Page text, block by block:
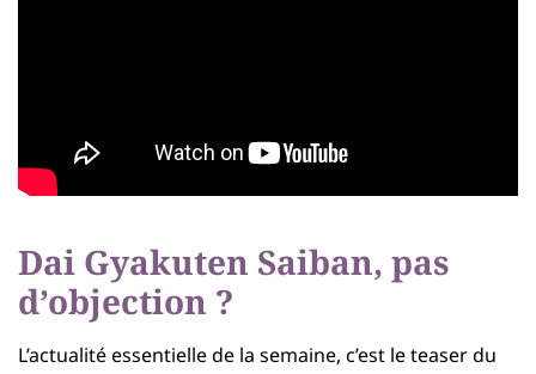
Dai Gyakuten Saiban, pas
d’objection ?
L’actualité essentielle de la semaine, c’est le teaser du